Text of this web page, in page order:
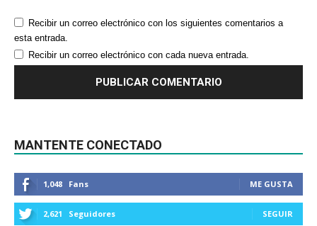
Recibir un correo electrónico con los siguientes comentarios a
esta entrada.
Recibir un correo electrónico con cada nueva entrada.
MANTENTE CONECTADO
1,048 Fans ME GUSTA
2,621 Seguidores SEGUIR